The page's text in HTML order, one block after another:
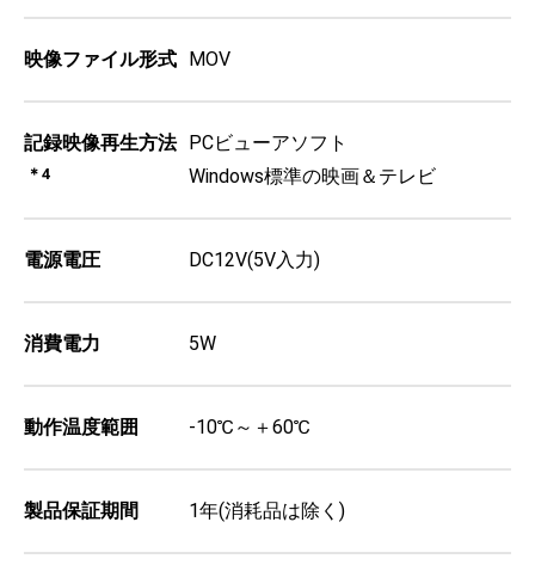
映像ファイル形式 MOV
記録映像再生方法
＊4
PCビューアソフト
Windows標準の映画＆テレビ
電源電圧 DC12V(5V入力)
消費電力 5W
動作温度範囲 -10℃～＋60℃
製品保証期間 1年(消耗品は除く)